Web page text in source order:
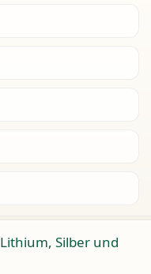
Lithium, Silber und